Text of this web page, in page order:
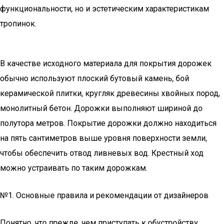
функциональности, но и эстетическим характеристикам
тропинок.
В качестве исходного материала для покрытия дорожек
обычно используют плоский бутовый камень, бой
керамической плитки, кругляк древесины хвойных пород,
монолитный бетон. Дорожки выполняют шириной до
полутора метров. Покрытие дорожки должно находиться
на пять сантиметров выше уровня поверхности земли,
чтобы обеспечить отвод ливневых вод. Крестный ход
можно устраивать по таким дорожкам.
№1. Основные правила и рекомендации от дизайнеров